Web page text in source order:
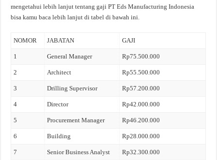
mengetahui lebih lanjut tentang gaji PT Eds Manufacturing Indonesia
bisa kamu baca lebih lanjut di tabel di bawah ini.
NOMOR JABATAN GAJI
1 General Manager Rp75.500.000
2 Architect Rp55.500.000
3 Drilling Supervisor Rp57.200.000
4 Director Rp42.000.000
5 Procurement Manager Rp46.200.000
6 Building Rp28.000.000
7 Senior Business Analyst Rp32.300.000